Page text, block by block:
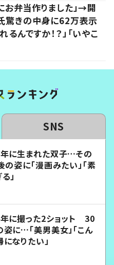
お弁当作りました」→開
きの中身に62万表示
るんですか！？」「いやこ
SNS
に生まれた双子…その
姿に「漫画みたい」「素
」
に撮った2ショット 30
に…「美男美女」「こん
なりたい」